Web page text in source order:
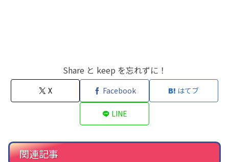
Share と keep を忘れずに！
X Facebook はてブ
LINE
関連記事